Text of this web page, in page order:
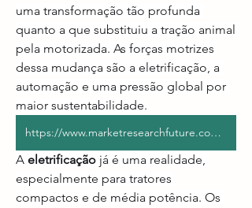
uma transformação tão profunda
quanto a que substituiu a tração animal
pela motorizada. As forças motrizes
dessa mudança são a eletrificação, a
automação e uma pressão global por
maior sustentabilidade.
https://www.marketresearchfuture.com/reports/tractor-market-12025
A eletrificação já é uma realidade,
especialmente para tratores